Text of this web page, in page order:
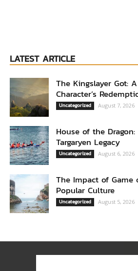
LATEST ARTICLE
The Kingslayer Got:
Character’s
Uncategorized August 7, 2026
House of the
Targaryen Legacy
Uncategorized August 6, 2026
The Impact of Game
Popular Culture
Uncategorized August 5, 2026